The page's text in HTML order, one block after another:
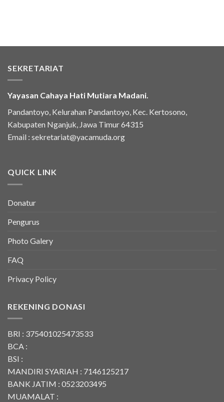
SEKRETARIAT
Yayasan Cahaya Hati Mutiara Madani.
Pandantoyo, Kelurahan Pandantoyo, Kec. Kertosono,
Kabupaten Nganjuk, Jawa Timur 64315
Email : sekretariat@yacamuda.org
QUICK LINK
Donatur
Pengurus
Photo Galery
FAQ
Privacy Policy
REKENING DONASI
BRI : 375401025473533
BCA :
BSI :
MANDIRI SYARIAH : 7146125217
BANK JATIM : 0523203495
MUAMALAT :